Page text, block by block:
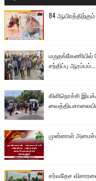
84
சந்திப்பு
கிளிநொச்சி
முன்னாள்
சர்வதேச